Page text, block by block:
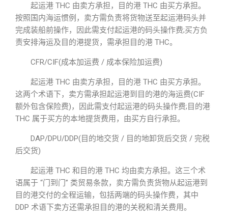
起运港 THC 由卖方承担，目的港 THC 由买方承担。
按照国内海运惯例，卖方需负责将货物送至起运港码头并
完成装船前操作，因此需支付起运港的码头操作费;买方负
责安排海运及目的港提货，需承担目的港 THC。
CFR/CIF(成本加运费 / 成本保险加运费)
起运港 THC 由卖方承担，目的港 THC 由买方承担。
这两个术语下，卖方需承担起运港到目的港的海运费(CIF
额外包含保险费)，因此需支付起运港的码头操作费;目的港
THC 属于买方的本地提货费用，由买方自行承担。
DAP/DPU/DDP(目的地交货 / 目的地卸货后交货 / 完税
后交货)
起运港 THC 和目的港 THC 均由卖方承担。这三个术
语属于 “门到门” 类贸易条款，卖方需负责货物从起运港到
目的港交付的全程运输，包括两端的码头操作费，其中
DDP 术语下卖方还需承担目的港的关税和清关费用。